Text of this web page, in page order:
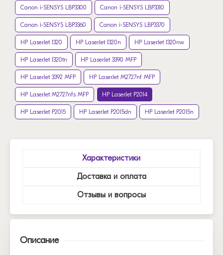
Canon i-SENSYS LBP3300 Canon i-SENSYS LBP3310
Canon i-SENSYS LBP3360 Canon i-SENSYS LBP3370
HP LaserJet 1320 HP LaserJet 1320n HP LaserJet 1320nw
HP LaserJet 1320tn HP LaserJet 3390 MFP
HP LaserJet 3392 MFP HP LaserJet M2727nf MFP
HP LaserJet M2727nfs MFP HP LaserJet P2014
HP LaserJet P2015 HP LaserJet P2015dn HP LaserJet P2015n
Характеристики
Доставка и оплата
Отзывы и вопросы
Описание